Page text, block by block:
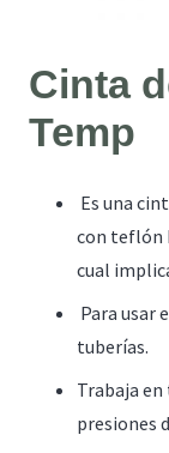
Cinta
Temp
Es una
con teflón
cual
Para usar
tuberías.
Trabaja en
presiones